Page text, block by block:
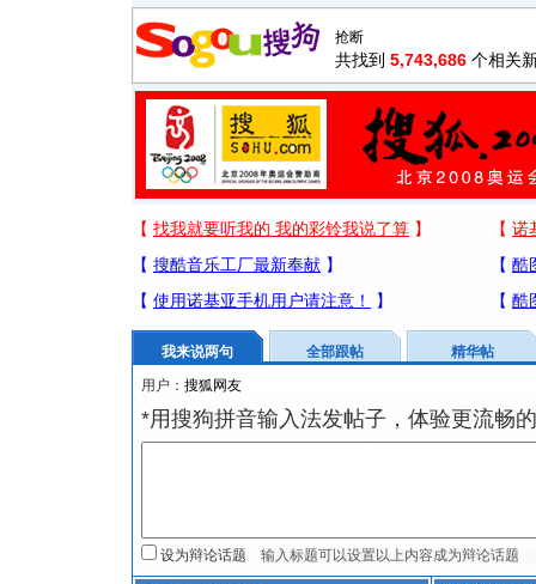
共找到 5,743,686 个相关
我来说两句 全部跟帖
精华帖
用户：
*用搜狗拼音输入法发帖子，体验更流畅
设为辩论话题